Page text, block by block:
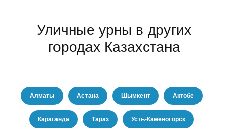
Уличные урны в других
городах Казахстана
Алматы Астана Шымкент Актобе
Караганда Тараз Усть-Каменогорск